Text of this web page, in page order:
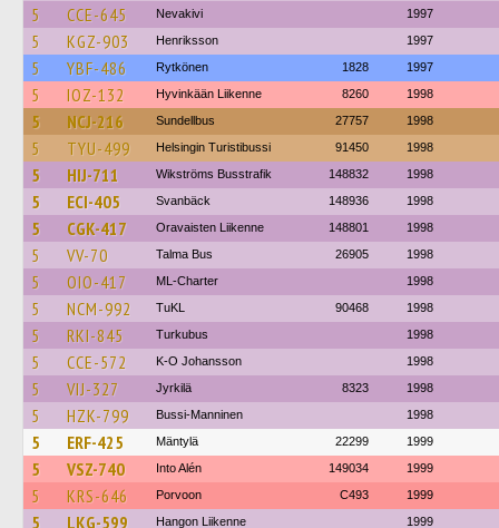
5 CCE-645 Nevakivi 1997
5 KGZ-903 Henriksson 1997
5 YBF-486 Rytkönen 1828 1997
5 IOZ-132 Hyvinkään Liikenne 8260 1998
5 NCJ-216 Sundellbus 27757 1998
5 TYU-499 Helsingin Turistibussi 91450 1998
5 HIJ-711 Wikströms Busstrafik 148832 1998
5 ECI-405 Svanbäck 148936 1998
5 CGK-417 Oravaisten Liikenne 148801 1998
5 VV-70 Talma Bus 26905 1998
5 OIO-417 ML-Charter 1998
5 NCM-992 TuKL 90468 1998
5 RKI-845 Turkubus 1998
5 CCE-572 K-O Johansson 1998
5 VIJ-327 Jyrkilä 8323 1998
5 HZK-799 Bussi-Manninen 1998
5 ERF-425 Mäntylä 22299 1999
5 VSZ-740 Into Alén 149034 1999
5 KRS-646 Porvoon C493 1999
5 LKG-599 Hangon Liikenne 1999